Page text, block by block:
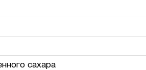
сахара